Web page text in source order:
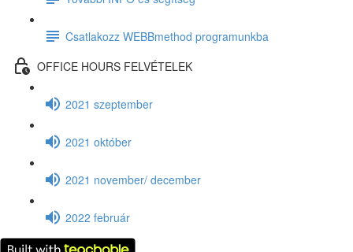
Csatlakozz WEBBmethod programunkba
OFFICE HOURS FELVÉTELEK
2021 szeptember
2021 október
2021 november/ december
2022 február